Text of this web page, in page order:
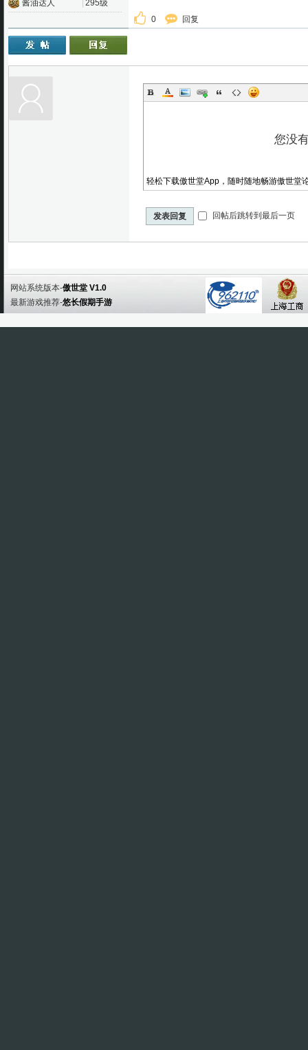
酱油达人
295级
0
回复
轻松下载傲世堂App，随时随地畅游傲世堂
发表回复 回帖后跳转到最后一页
网站系统版本-傲世堂 V1.0
最新游戏推荐-悠长假期手游